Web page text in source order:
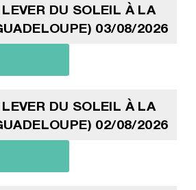
DU SOLEIL À LA
03/08/2026
DU SOLEIL À LA
02/08/2026